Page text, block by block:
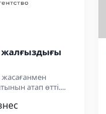
жалғыздығы
жасағанмен
атап өтті....